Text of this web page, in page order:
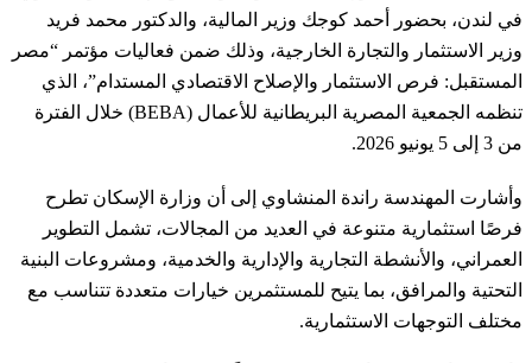
في لندن، بحضور أحمد كوجك وزير المالية، والدكتور محمد فريد
وزير الاستثمار والتجارة الخارجية، وذلك ضمن فعاليات مؤتمر “مصر
المستقبل: فرص الاستثمار والإصلاح الاقتصادي المستدام”، الذي
تنظمه الجمعية المصرية البريطانية للأعمال (BEBA) خلال الفترة
من 3 إلى 5 يونيو 2026.
وأشارت المهندسة راندة المنشاوي إلى أن وزارة الإسكان تطرح
فرصًا استثمارية متنوعة في العديد من المجالات، تشمل التطوير
العمراني، والأنشطة التجارية والإدارية والخدمية، ومشروعات البنية
التحتية والمرافق، بما يتيح للمستثمرين خيارات متعددة تتناسب مع
مختلف التوجهات الاستثمارية.